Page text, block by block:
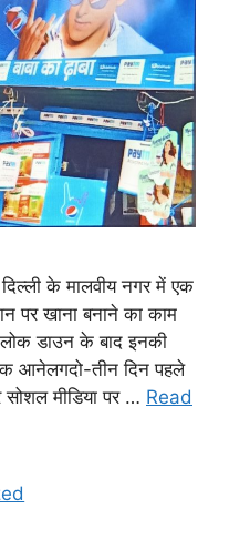
के मालवीय नगर में एक
पर खाना बनाने का काम
डाउन के बाद इनकी
आनेलगदो-तीन दिन पहले
मीडिया पर … Read